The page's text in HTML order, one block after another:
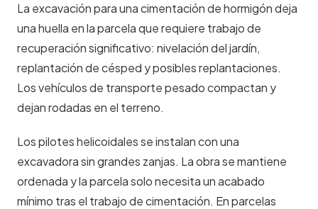
La excavación para una cimentación de hormigón deja
una huella en la parcela que requiere trabajo de
recuperación significativo: nivelación del jardín,
replantación de césped y posibles replantaciones.
Los vehículos de transporte pesado compactan y
dejan rodadas en el terreno.
Los pilotes helicoidales se instalan con una
excavadora sin grandes zanjas. La obra se mantiene
ordenada y la parcela solo necesita un acabado
mínimo tras el trabajo de cimentación. En parcelas